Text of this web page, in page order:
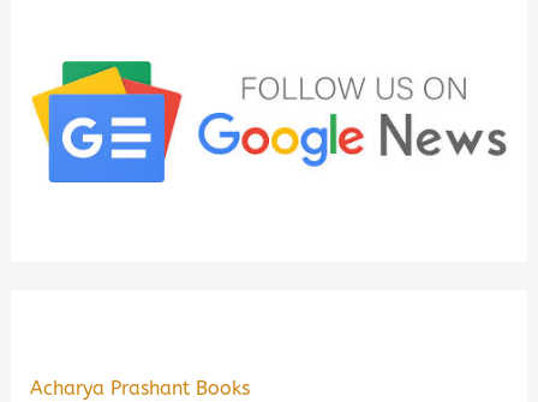
Acharya Prashant Books